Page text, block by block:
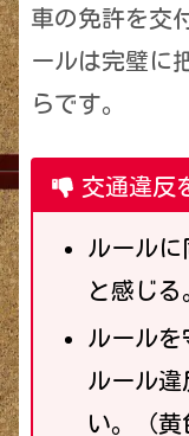
車の免許を交
ールは完璧に
らです。
交通違反
ルール
と感じる
ルールを
ルール
い。（黄